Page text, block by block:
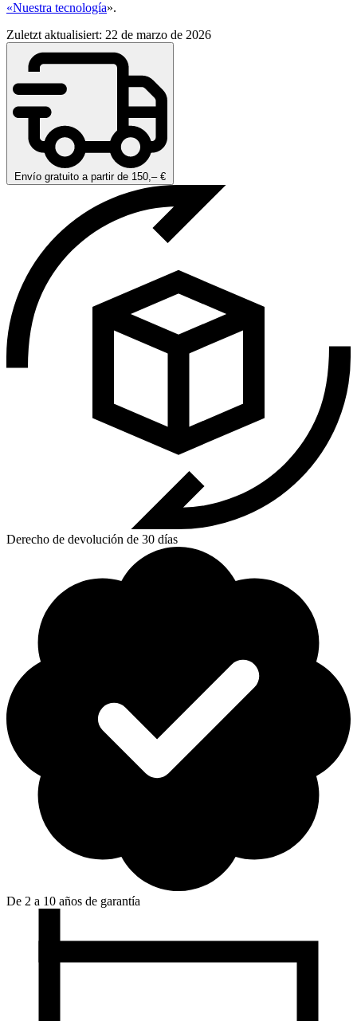
«Nuestra tecnología».
Zuletzt aktualisiert: 22 de marzo de 2026
Envío gratuito a partir de 150,– €
Derecho de devolución de 30 días
De 2 a 10 años de garantía